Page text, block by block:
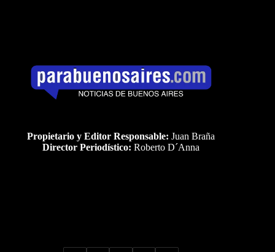
Propietario y Editor Responsable: Juan Braña
Director Periodístico: Roberto D´Anna